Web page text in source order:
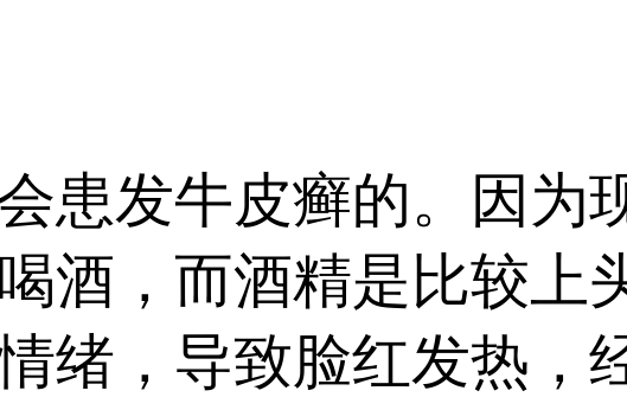
发牛皮癣的。因为
酒，而酒精是比较上
绪，导致脸红发热，